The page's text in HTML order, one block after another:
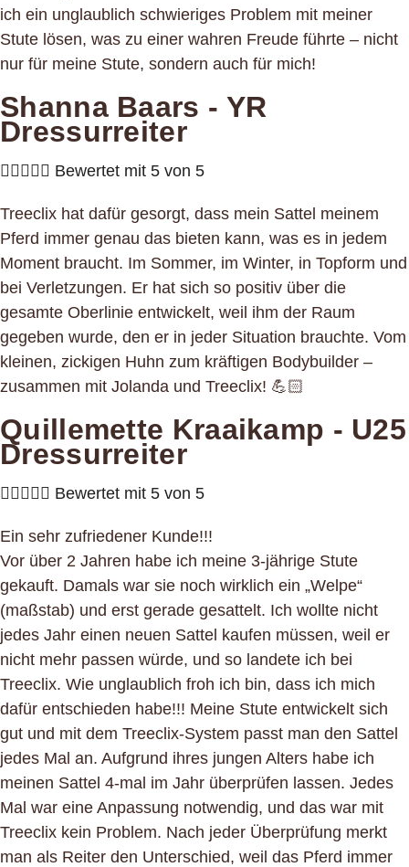
ich ein unglaublich schwieriges Problem mit meiner
Stute lösen, was zu einer wahren Freude führte – nicht
nur für meine Stute, sondern auch für mich!
Shanna Baars - YR
Dressurreiter
 Bewertet mit 5 von 5
Treeclix hat dafür gesorgt, dass mein Sattel meinem
Pferd immer genau das bieten kann, was es in jedem
Moment braucht. Im Sommer, im Winter, in Topform und
bei Verletzungen. Er hat sich so positiv über die
gesamte Oberlinie entwickelt, weil ihm der Raum
gegeben wurde, den er in jeder Situation brauchte. Vom
kleinen, zickigen Huhn zum kräftigen Bodybuilder –
zusammen mit Jolanda und Treeclix! 💪🏻
Quillemette Kraaikamp - U25
Dressurreiter
 Bewertet mit 5 von 5
Ein sehr zufriedener Kunde!!!
Vor über 2 Jahren habe ich meine 3-jährige Stute
gekauft. Damals war sie noch wirklich ein „Welpe“
(maßstab) und erst gerade gesattelt. Ich wollte nicht
jedes Jahr einen neuen Sattel kaufen müssen, weil er
nicht mehr passen würde, und so landete ich bei
Treeclix. Wie unglaublich froh ich bin, dass ich mich
dafür entschieden habe!!! Meine Stute entwickelt sich
gut und mit dem Treeclix-System passt man den Sattel
jedes Mal an. Aufgrund ihres jungen Alters habe ich
meinen Sattel 4-mal im Jahr überprüfen lassen. Jedes
Mal war eine Anpassung notwendig, und das war mit
Treeclix kein Problem. Nach jeder Überprüfung merkt
man als Reiter den Unterschied, weil das Pferd immer